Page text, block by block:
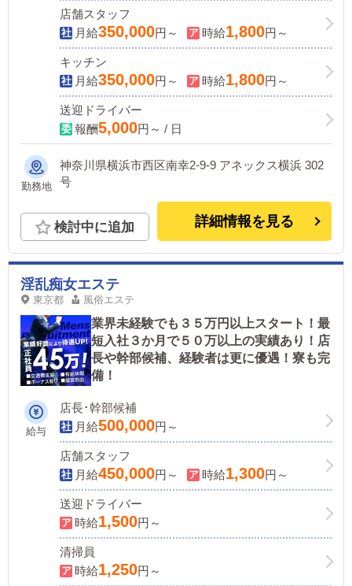
店舗スタッフ
月給350,000円～ 時給1,800円～
キッチン
月給350,000円～ 時給1,800円～
送迎ドライバー
報酬5,000円～ / 日
勤務地
神奈川県横浜市西区南幸2-9-9 アネックス横浜 302
号
検討中に追加 詳細情報を見る
淫乱痴女エステ
東京都 風俗エステ
業界未経験でも３５万円以上スタート！最
短入社３か月で５０万以上の実績あり！店
長や幹部候補、経験者は更に優遇！寮も完
備！
給与
店長･幹部候補
月給500,000円～
店舗スタッフ
月給450,000円～ 時給1,300円～
送迎ドライバー
時給1,500円～
清掃員
時給1,250円～